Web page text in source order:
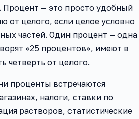
— это просто удобный
от целого, если целое условно
частей. Один процент — одна
«25 процентов», имеют в
четверть от целого.
проценты встречаются
налоги, ставки по
растворов, статистические